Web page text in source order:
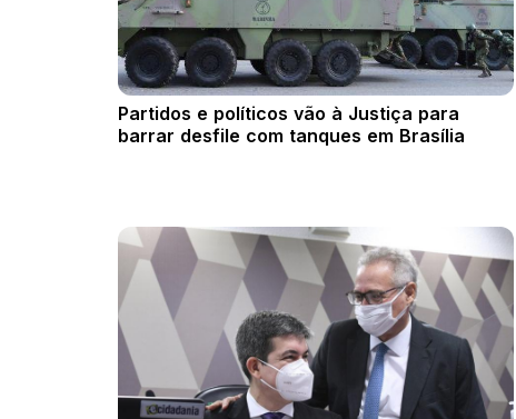
Partidos e políticos vão à Justiça para
barrar desfile com tanques em Brasília